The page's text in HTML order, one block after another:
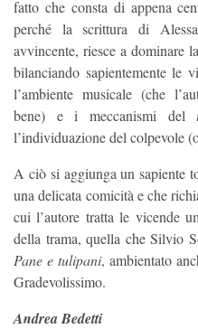
fatto che consta di appena
perché la scrittura di
avvincente, riesce a dominare
bilanciando sapientemente le
l’ambiente musicale (che
bene) e i meccanismi del
l’individuazione del colpevole
A ciò si aggiunga un sapiente
una delicata comicità e che
cui l’autore tratta le vicende
della trama, quella che Silvio
Pane e tulipani, ambientato
Gradevolissimo.
Andrea Bedetti